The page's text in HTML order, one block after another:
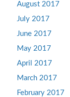
August 2017
July 2017
June 2017
May 2017
April 2017
March 2017
February 2017